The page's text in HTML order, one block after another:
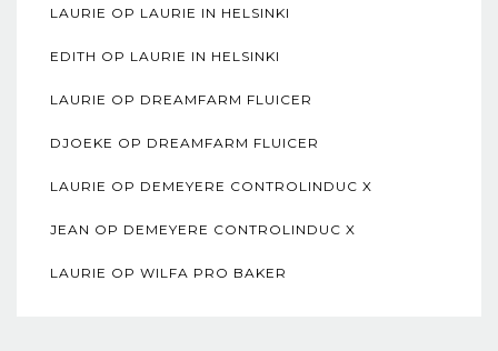
LAURIE OP LAURIE IN HELSINKI
EDITH OP LAURIE IN HELSINKI
LAURIE OP DREAMFARM FLUICER
DJOEKE OP DREAMFARM FLUICER
LAURIE OP DEMEYERE CONTROLINDUC X
JEAN OP DEMEYERE CONTROLINDUC X
LAURIE OP WILFA PRO BAKER